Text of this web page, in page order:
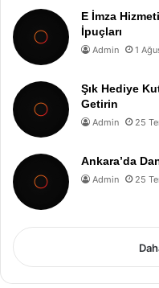
E İmza
İpuçları
Admin 1
Şık Hediye
Getirin
Admin 25
Ankara’da
Admin 25